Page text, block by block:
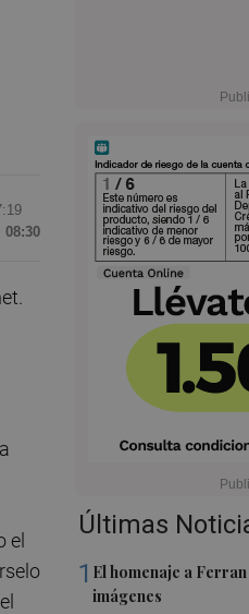
Últimas
1 El homenaje a
imágenes
08:30
el